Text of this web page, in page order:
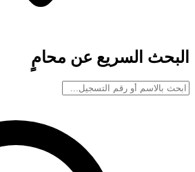
البحث السريع عن محامٍ